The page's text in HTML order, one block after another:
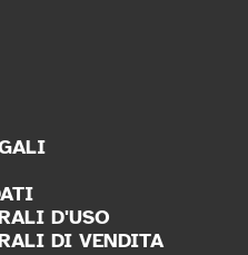
D'USO
DI VENDITA